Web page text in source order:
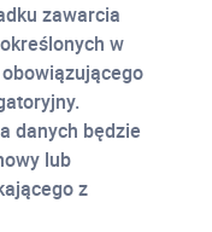
zawarcia
w
danych będzie
lub
z